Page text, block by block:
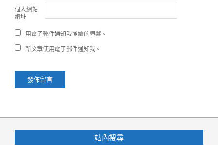
個人網站
網址
用電子郵件通知我後續的迴響。
新文章使用電子郵件通知我。
站內搜尋